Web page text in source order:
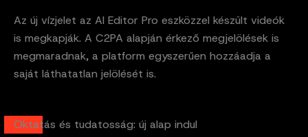
Az új vízjelet az AI Editor Pro eszközzel készült videók
is megkapják. A C2PA alapján érkező megjelölések is
megmaradnak, a platform egyszerűen hozzáadja a
saját láthatatlan jelölését is.
Oktatás és tudatosság: új alap indul